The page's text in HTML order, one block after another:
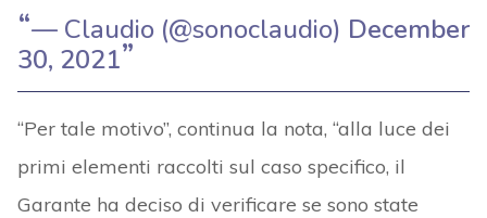
— Claudio (@sonoclaudio) December
30, 2021
“Per tale motivo”, continua la nota, “alla luce dei
primi elementi raccolti sul caso specifico, il
Garante ha deciso di verificare se sono state